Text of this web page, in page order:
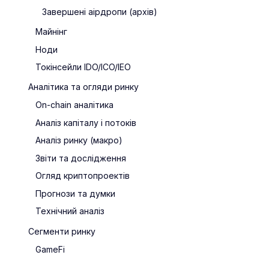
Завершені аірдропи (архів)
Майнінг
Ноди
Токінсейли IDO/ICO/IEO
Аналітика та огляди ринку
On-chain аналітика
Аналіз капіталу і потоків
Аналіз ринку (макро)
Звіти та дослідження
Огляд криптопроектів
Прогнози та думки
Технічний аналіз
Сегменти ринку
GameFi